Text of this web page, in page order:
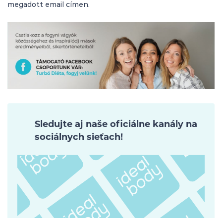
megadott email címen.
Sledujte aj naše oficiálne kanály na
sociálnych sieťach!